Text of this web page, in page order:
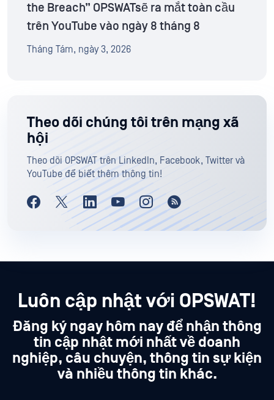
the Breach” OPSWATsẽ ra mắt toàn cầu
trên YouTube vào ngày 8 tháng 8
Tháng Tám, ngày 3, 2026
Theo dõi chúng tôi trên mạng xã
hội
Theo dõi OPSWAT trên LinkedIn, Facebook, Twitter và
YouTube để biết thêm thông tin!
Luôn cập nhật với OPSWAT!
Đăng ký ngay hôm nay để nhận thông
tin cập nhật mới nhất về doanh
nghiệp, câu chuyện, thông tin sự kiện
và nhiều thông tin khác.